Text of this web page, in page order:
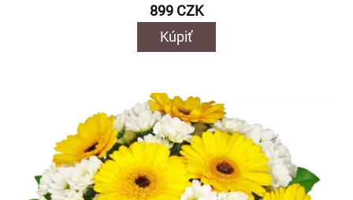
899 CZK
Kúpiť